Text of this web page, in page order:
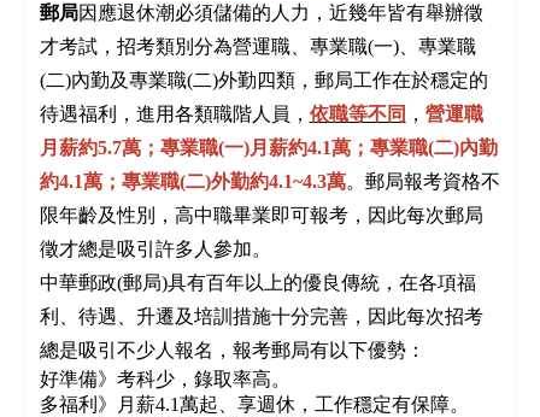
郵局因應退休潮必須儲備的人力，近幾年皆有舉辦徵
才考試，招考類別分為營運職、專業職(一)、專業職
(二)內勤及專業職(二)外勤四類，郵局工作在於穩定的
待遇福利，進用各類職階人員， 依職等不同 ， 營運職
月薪約5.7萬；專業職(一)月薪約4.1萬；專業職(二)內勤
約4.1萬；專業職(二)外勤約4.1~4.3萬。郵局報考資格不
限年齡及性別，高中職畢業即可報考，因此每次郵局
徵才總是吸引許多人參加。
中華郵政(郵局)具有百年以上的優良傳統，在各項福
利、待遇、升遷及培訓措施十分完善，因此每次招考
總是吸引不少人報名，報考郵局有以下優勢：
好準備》考科少，錄取率高。
多福利》月薪4.1萬起、享週休，工作穩定有保障。